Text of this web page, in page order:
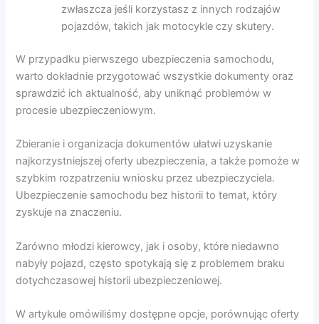
zwłaszcza jeśli korzystasz z innych rodzajów
pojazdów, takich jak motocykle czy skutery.
W przypadku pierwszego ubezpieczenia samochodu,
warto dokładnie przygotować wszystkie dokumenty oraz
sprawdzić ich aktualność, aby uniknąć problemów w
procesie ubezpieczeniowym.
Zbieranie i organizacja dokumentów ułatwi uzyskanie
najkorzystniejszej oferty ubezpieczenia, a także pomoże w
szybkim rozpatrzeniu wniosku przez ubezpieczyciela.
Ubezpieczenie samochodu bez historii to temat, który
zyskuje na znaczeniu.
Zarówno młodzi kierowcy, jak i osoby, które niedawno
nabyły pojazd, często spotykają się z problemem braku
dotychczasowej historii ubezpieczeniowej.
W artykule omówiliśmy dostępne opcje, porównując oferty